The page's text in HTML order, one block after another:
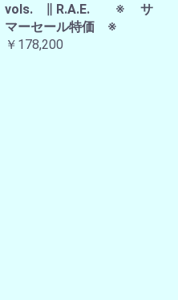
vols. ∥ R.A.E. ※ サ
マーセール特価 ※
￥178,200